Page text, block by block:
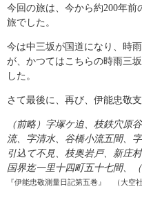
今回の旅は、今から約200年
旅でした。
今は中三坂が国道になり、時
が、かつてはこちらの時雨三
した。
さて最後に、再び、伊能忠敬
（前略）字塚ケ迫、枝鉄穴原
流、字清水、谷橋小流五間、
引込て不見、枝奥岩戸、新庄
国界迄一里十四町五十七間、（
『伊能忠敬測量日記第五巻』 （大空